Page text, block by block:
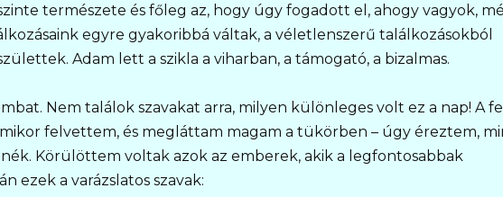
természete és főleg az, hogy úgy fogadott el, ahogy vagyok,
egyre gyakoribbá váltak, a véletlenszerű találkozásokból
Adam lett a szikla a viharban, a támogató, a bizalmas.
Nem találok szavakat arra, milyen különleges volt ez a nap! A
felvettem, és megláttam magam a tükörben – úgy éreztem,
Körülöttem voltak azok az emberek, akik a legfontosabbak
ezek a varázslatos szavak: